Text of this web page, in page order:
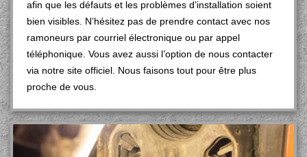
afin que les défauts et les problèmes d’installation soient
bien visibles. N’hésitez pas de prendre contact avec nos
ramoneurs par courriel électronique ou par appel
téléphonique. Vous avez aussi l’option de nous contacter
via notre site officiel. Nous faisons tout pour être plus
proche de vous.